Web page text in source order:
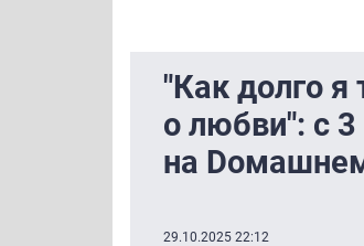
"Как долго я
о любви": с
на
29.10.2025 22:12